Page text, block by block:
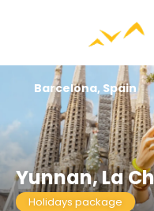
Yunnan, La
Holidays package
Barcelona, Spain